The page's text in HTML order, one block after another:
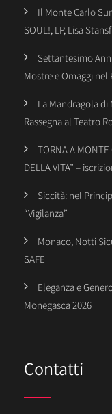
Il Monte Carlo
SOUL!, LP, Lisa
Settantesimo
Mostre e Omaggi
La Mandragola di
Rassegna al Teatro
TORNA A MONTE
DELLA VITA” –
Siccità: nel
“Vigilanza”
Monaco, Notti
SAFE
Eleganza e
Monegasca 2026
Contatti